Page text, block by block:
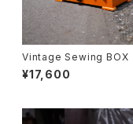
Vintage Sewing BOX
¥17,600